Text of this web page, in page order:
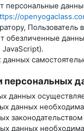
персональные
Пользователь
обезличенные
JavaScript).
персональных
данных
данных
данных